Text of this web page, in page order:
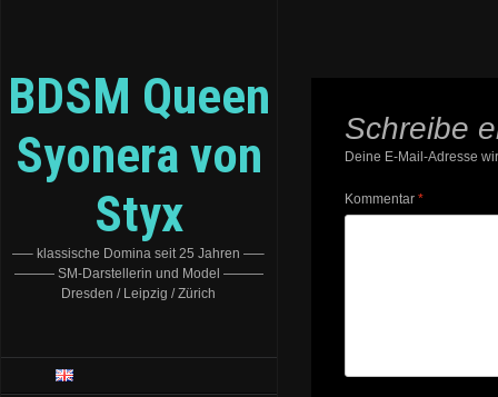
BDSM Queen
Syonera von
Styx
—– klassische Domina seit 25 Jahren —–
——— SM-Darstellerin und Model ———
Dresden / Leipzig / Zürich
Schreibe
Deine E-Mail-Adresse
Kommentar *